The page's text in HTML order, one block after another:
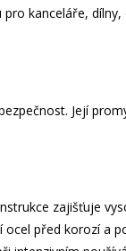
kanceláře,
Její
zajišťuje
ocel před korozí a